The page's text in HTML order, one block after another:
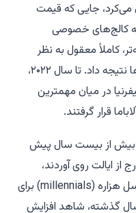
می‌کرد، جایی که قیمت
کالج‌های خصوصی
کاملاً معقول به نظر
می‌رسید. با گذشت زمان، این تلاش‌ها نتیجه داد. تا سال ۲۰۲۲،
در میان مهمترین
قرار گرفتند.
بیش از بیست سال پیش
از ایالت روی آوردند،
فراوانی دانشجویان احتمالی از میان نسل هزاره (millennials) برای
گذشته، شاهد افزایش